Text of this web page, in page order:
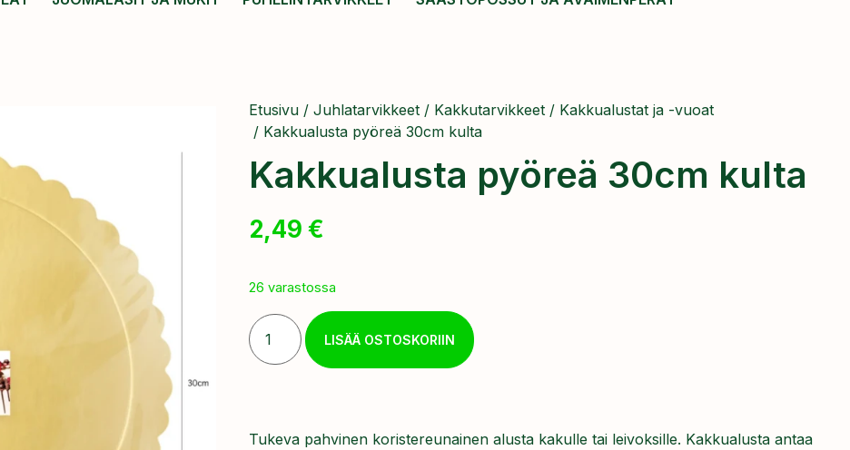
Etusivu / Juhlatarvikkeet / Kakkutarvikkeet / Kakkualustat ja -vuoat
/ Kakkualusta pyöreä 30cm kulta
Kakkualusta pyöreä 30cm kulta
2,49 €
26 varastossa
LISÄÄ OSTOSKORIIN
Tukeva pahvinen koristereunainen alusta kakulle tai leivoksille. Kakkualusta antaa